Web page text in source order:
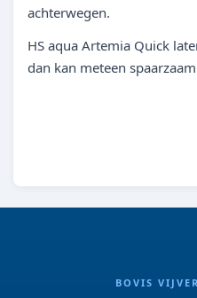
achterwegen.
HS aqua Artemia Quick
dan kan meteen
BOVIS